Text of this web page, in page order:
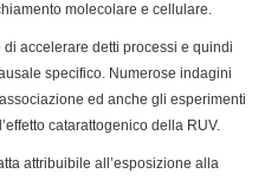
molecolare e cellulare.
accelerare detti processi e quindi
specifico. Numerose indagini
ed anche gli esperimenti
catarattogenico della RUV.
attribuibile all’esposizione alla